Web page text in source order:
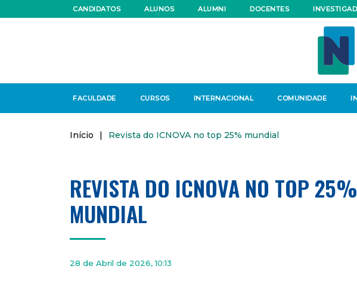
CANDIDATOS ALUNOS ALUMNI DOCENTES
FACULDADE CURSOS INTERNACIONAL COMUNIDADE
Início | Revista do ICNOVA no top 25% mundial
REVISTA DO ICNOVA NO TOP 25%
MUNDIAL
28 de Abril de 2026, 10:13